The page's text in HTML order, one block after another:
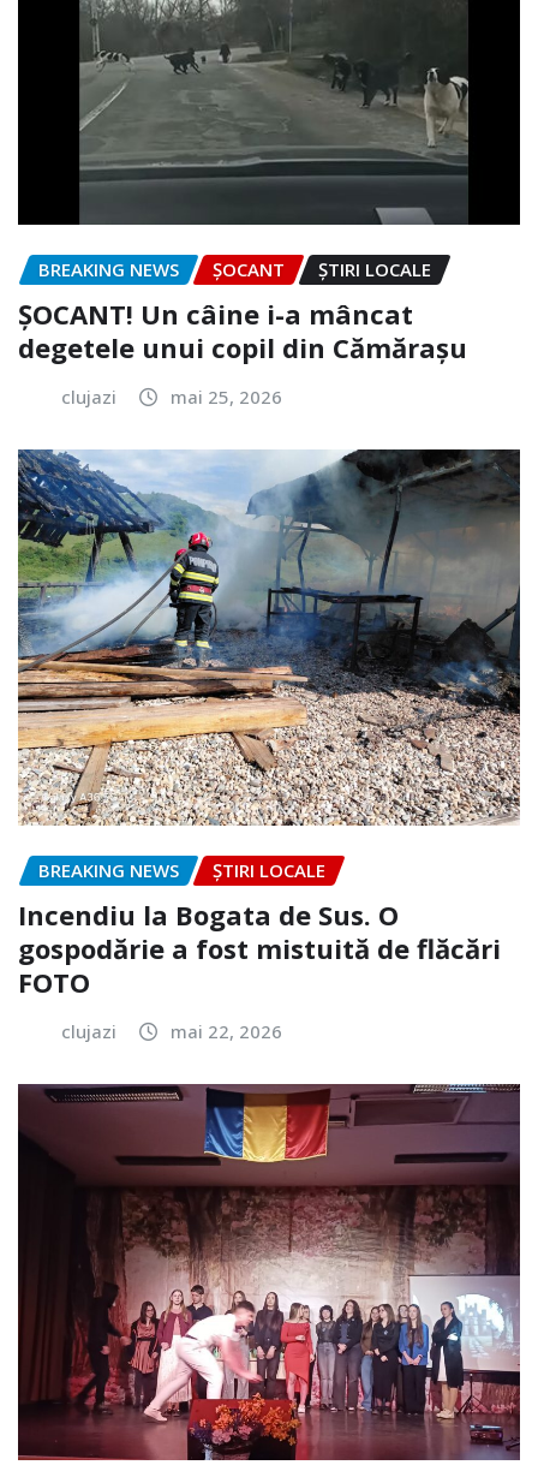
BREAKING NEWS ȘOCANT ȘTIRI LOCALE
ȘOCANT! Un câine i-a mâncat
degetele unui copil din Cămărașu
clujazi mai 25, 2026
BREAKING NEWS ȘTIRI LOCALE
Incendiu la Bogata de Sus. O
gospodărie a fost mistuită de flăcări
FOTO
clujazi mai 22, 2026